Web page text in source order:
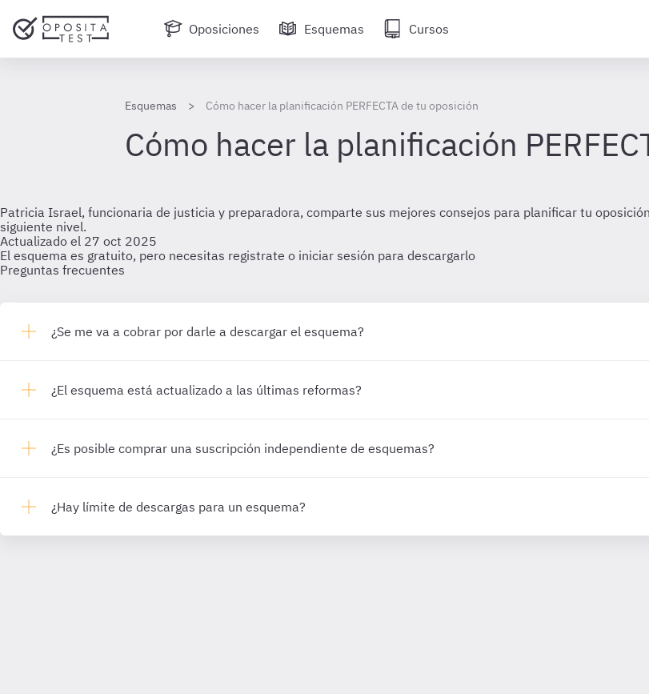
Oposiciones Esquemas Cursos
Esquemas Cómo hacer la planificación PERFECTA de tu oposición
Cómo hacer la planificación
Patricia Israel, funcionaria de justicia y preparadora, comparte sus mejores consejos para planificar tu
siguiente nivel.
Actualizado el 27 oct 2025
El esquema es gratuito, pero necesitas registrate o iniciar sesión para descargarlo
Preguntas frecuentes
¿Se me va a cobrar por darle a descargar el esquema?
¿El esquema está actualizado a las últimas reformas?
¿Es posible comprar una suscripción independiente de esquemas?
¿Hay límite de descargas para un esquema?